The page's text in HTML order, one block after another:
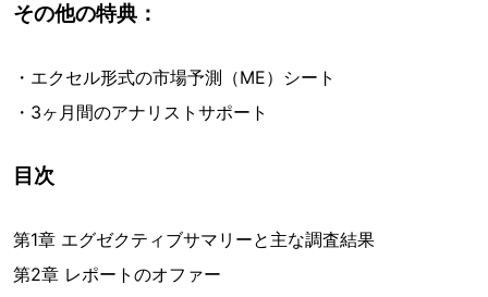
その他の特典：
・エクセル形式の市場予測（ME）シート
・3ヶ月間のアナリストサポート
目次
第1章 エグゼクティブサマリーと主な調査結果
第2章 レポートのオファー